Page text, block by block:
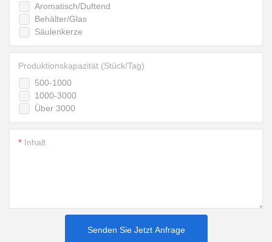
Aromatisch/Duftend
Behälter/Glas
Säulenkerze
500-1000
1000-3000
Über 3000
Produktionskapazität (Stück/Tag)
Inhalt
Senden Sie Jetzt Anfrage